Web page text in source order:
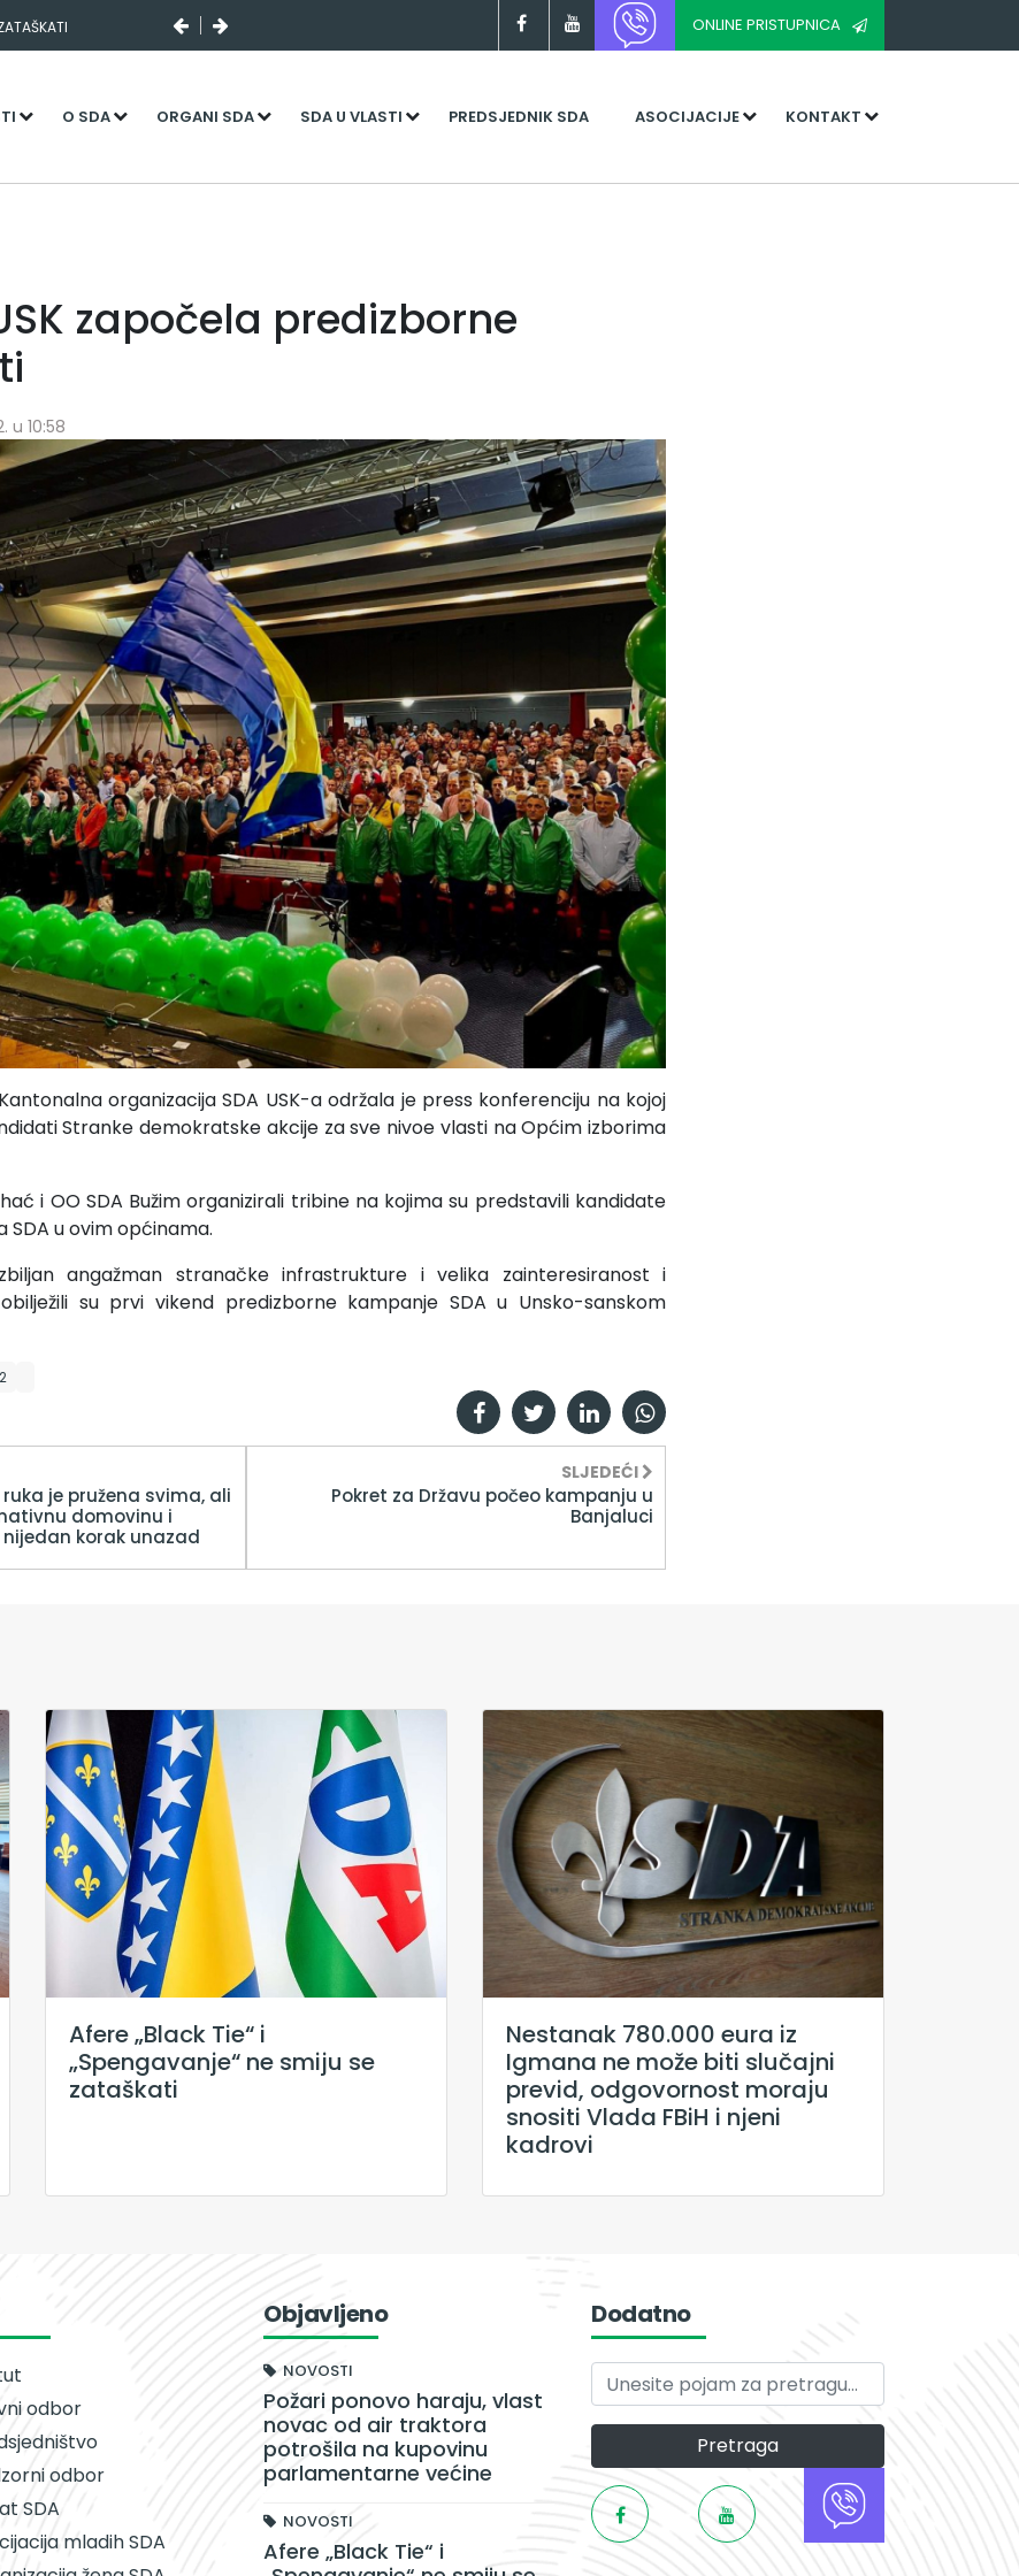
ONLINE PRISTUPNICA
O SDA ORGANI SDA SDA U VLASTI PREDSJEDNIK SDA ASOCIJACIJE KONTAKT
započela predizborne
u 10:58
organizacija SDA USK-a održala je press konferenciju na kojoj
Stranke demokratske akcije za sve nivoe vlasti na Općim izborima
i OO SDA Bužim organizirali tribine na kojima su predstavili kandidate
SDA u ovim općinama.
angažman stranačke infrastrukture i velika zainteresiranost i
su prvi vikend predizborne kampanje SDA u Unsko-sanskom
je pružena svima, ali
domovinu i
korak unazad
SLJEDEĆI
Pokret za Državu počeo kampanju u
Banjaluci
Afere „Black Tie“ i
„Spengavanje“ ne smiju se
zataškati
Nestanak 780.000 eura iz
Igmana ne može biti slučajni
previd, odgovornost moraju
snositi Vlada FBiH i njeni
kadrovi
odbor
odbor
SDA
mladih SDA
Objavljeno
NOVOSTI
Požari ponovo haraju, vlast
novac od air traktora
potrošila na kupovinu
parlamentarne većine
NOVOSTI
Afere „Black Tie“ i
Dodatno
Pretraga